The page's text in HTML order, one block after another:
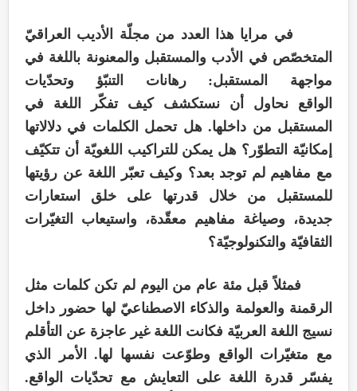
في مرايا هذا العدد من مجلّة الأديب العراقيّ
المتخصّص في الأدب والمستقبل والمعنونة باللغة في
مواجهة المستقبل: رهانات التنبّؤ وتحدّيات
الواقع
نحاول أن نستكشف كيف تفكّر اللغة في
المستقبل من داخلها. هل تحمل الكلمات في دلالاتها
إمكانيّة التطوّر؟ هل يمكن للتراكيب اللغويّة أن تتكيّف
مع مفاهيم لم توجد بعد؟ وكيف تعبّر اللغة عن رؤيتها
للمستقبل من خلال قدرتها على خلق استعارات
جديدة، وصياغة مفاهيم معقّدة، واستيعاب التغيّرات
الثقافيّة والتكنولوجيّة؟
فمثلاً قبل مئة عام من اليوم لم تكن كلمات مثل
الرقمنة والعولمة والذكاء الاصطناعيّ لها حضور داخل
نسيج اللغة العربيّة فكانت اللغة غير عاجزة عن التأقلم
مع متغيّرات الواقع وطوّعت نفسها لها. الأمر الذي
يفسّر قدرة اللغة على التعايش مع تحدّيات الواقع.